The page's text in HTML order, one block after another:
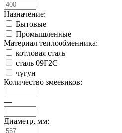
Назначение:
Бытовые
Промышленные
Материал теплообменника:
котловая сталь
сталь 09Г2С
чугун
Количество змеевиков:
—
Диаметр, мм: